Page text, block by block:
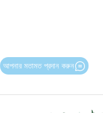
আপনার মতামত প্রদান করুন